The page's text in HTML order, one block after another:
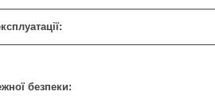
безпеки: